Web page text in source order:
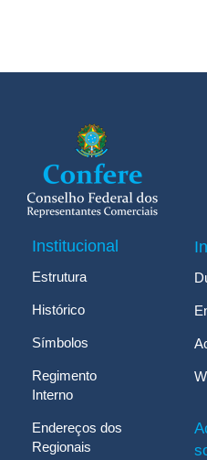
Institucional
Estrutura
Histórico
Símbolos
Regimento
Interno
Endereços dos
Regionais